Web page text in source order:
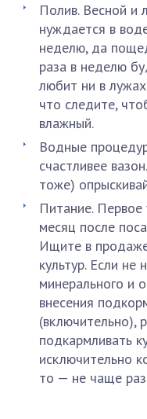
Полив. Весной и
нуждается в
неделю, да
раза в неделю
любит ни в
что следите,
влажный.
Водные
счастливее
тоже)
Питание.
месяц после
Ищите в
культур. Если не
минерального и
внесения
(включительно),
подкармливать
исключительно
то — не чаще